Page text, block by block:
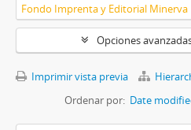
Fondo Imprenta y Editorial Minerva
Opciones
Imprimir vista previa
Ordenar por: Date